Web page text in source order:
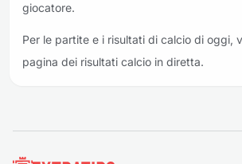
giocatore.
Per le partite e i risultati di calcio di oggi,
pagina dei risultati calcio in diretta.